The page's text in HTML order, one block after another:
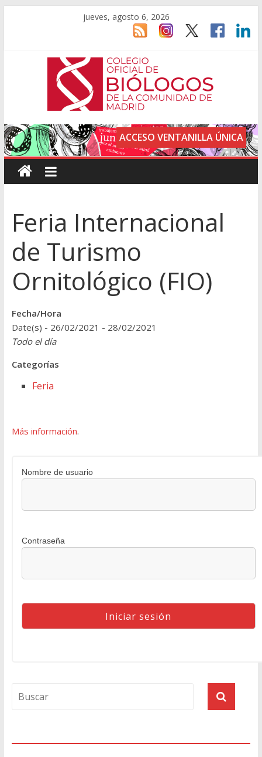
jueves, agosto 6, 2026
ACCESO VENTANILLA ÚNICA
Feria Internacional
de Turismo
Ornitológico (FIO)
Fecha/Hora
Date(s) - 26/02/2021 - 28/02/2021
Todo el día
Categorías
Feria
Más información.
Nombre de usuario
Contraseña